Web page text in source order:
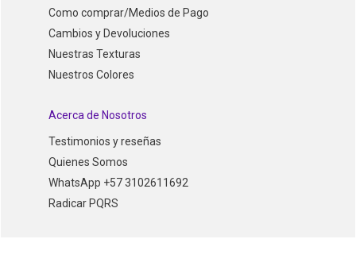
Como comprar/Medios de Pago
Cambios y Devoluciones
Nuestras Texturas
Nuestros Colores
Acerca de Nosotros
Testimonios y reseñas
Quienes Somos
WhatsApp +57 3102611692
Radicar PQRS